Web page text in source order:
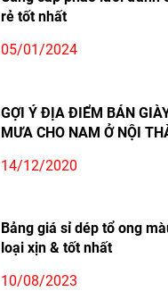
rẻ tốt nhất
05/01/2024
GỢI Ý ĐỊA ĐIỂM BÁN
MƯA CHO NAM Ở NỘI
14/12/2020
Bảng giá sỉ dép tổ ong
loại xịn & tốt nhất
10/08/2023